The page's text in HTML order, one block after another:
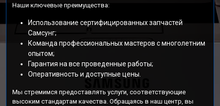
Наши ключевые преимущества:
Использование сертифицированных запчастей
Самсунг;
Команда профессиональных мастеров с многолетним
опытом;
Гарантия на все проведенные работы;
Оперативность и доступные цены.
Мы стремимся предоставлять услуги, соответствующие
высоким стандартам качества. Обращаясь в наш центр, вы